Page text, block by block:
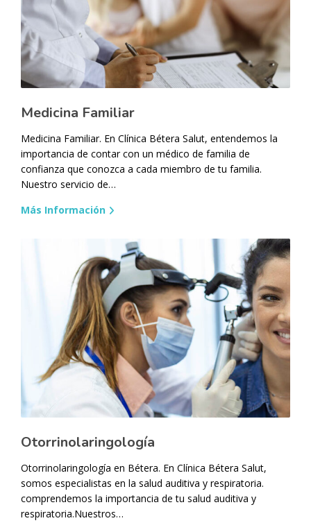
Medicina Familiar
Medicina Familiar. En Clínica Bétera Salut, entendemos la
importancia de contar con un médico de familia de
confianza que conozca a cada miembro de tu familia.
Nuestro servicio de…
Más Información
Otorrinolaringología
Otorrinolaringología en Bétera. En Clínica Bétera Salut,
somos especialistas en la salud auditiva y respiratoria.
comprendemos la importancia de tu salud auditiva y
respiratoria.Nuestros…